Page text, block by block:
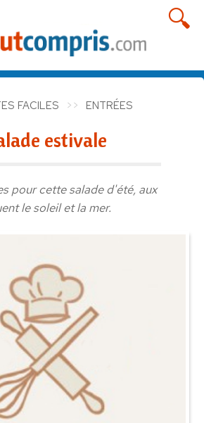
FACILES ENTRÉES
estivale
pour cette salade d'été, aux
le soleil et la mer.